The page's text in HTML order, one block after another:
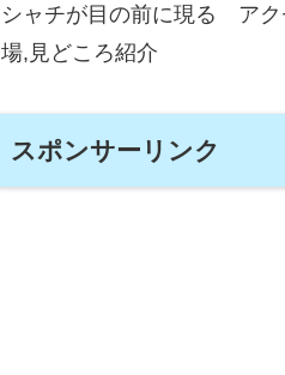
シャチが目の前に現る アク
場,見どころ紹介
スポンサーリンク